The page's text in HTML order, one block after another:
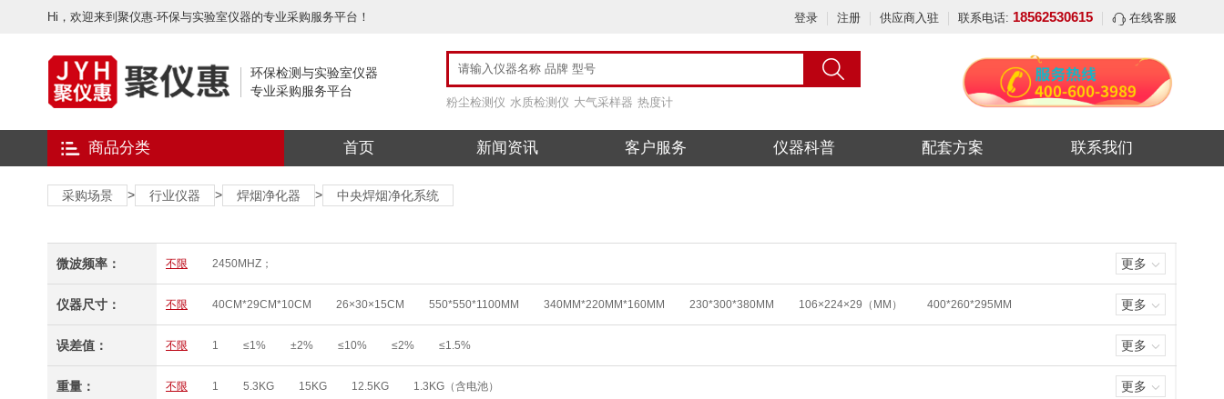
Hi，欢迎来到聚仪惠-环保与实验室仪器的专业采购服务平台！ 登录 注册 供应商入驻 联系电话: 18562530615 在线客服
环保检测与实验室仪器
专业采购服务平台
粉尘检测仪 水质检测仪 大气采样器 热度计
商品分类 首页 新闻资讯 客户服务 仪器科普 配套方案 联系我们
采购场景 > 行业仪器 > 焊烟净化器 > 中央焊烟净化系统
微波频率： 不限 2450MHZ； 更多
仪器尺寸： 不限 40CM*29CM*10CM 26×30×15CM 550*550*1100MM 340MM*220MM*160MM 230*300*380MM 106×224×29（MM） 400*260*295MM 更多
误差值： 不限 1 ≤1% ±2% ≤10% ≤2% ≤1.5% 更多
重量： 不限 1 5.3KG 15KG 12.5KG 1.3KG（含电池） 更多